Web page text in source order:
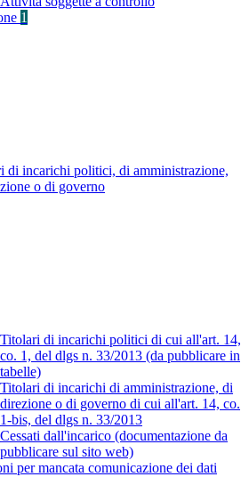
1
di incarichi politici, di amministrazione,
o di governo
Titolari di incarichi politici di cui all'art. 14,
co. 1, del dlgs n. 33/2013 (da pubblicare in
tabelle)
Titolari di incarichi di amministrazione, di
direzione o di governo di cui all'art. 14, co.
1-bis, del dlgs n. 33/2013
Cessati dall'incarico (documentazione da
pubblicare sul sito web)
per mancata comunicazione dei dati